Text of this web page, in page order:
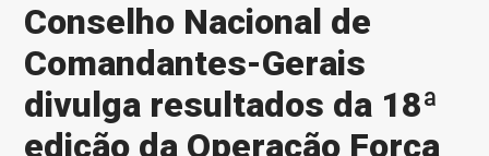
Conselho Nacional de
Comandantes-Gerais
divulga resultados da 18ª
edição da Operação Força